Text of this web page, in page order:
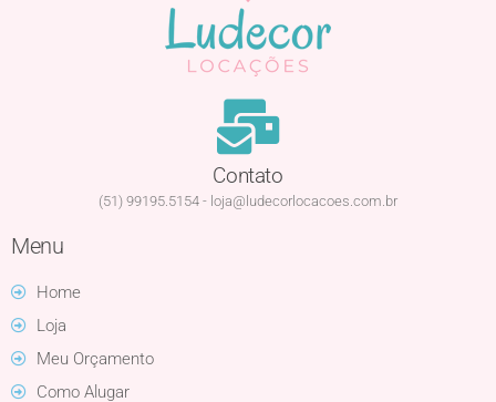
Contato
(51) 99195.5154 - loja@ludecorlocacoes.com.br
Menu
Home
Loja
Meu Orçamento
Como Alugar